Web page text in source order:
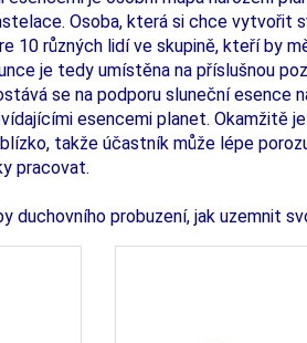
Osoba, která si chce vytvořit
10 různých lidí ve skupině, kteří by
je tedy umístěna na příslušnou
se na podporu sluneční esence
esencemi planet. Okamžitě
takže účastník může lépe
pracovat.
duchovního probuzení, jak uzemnit